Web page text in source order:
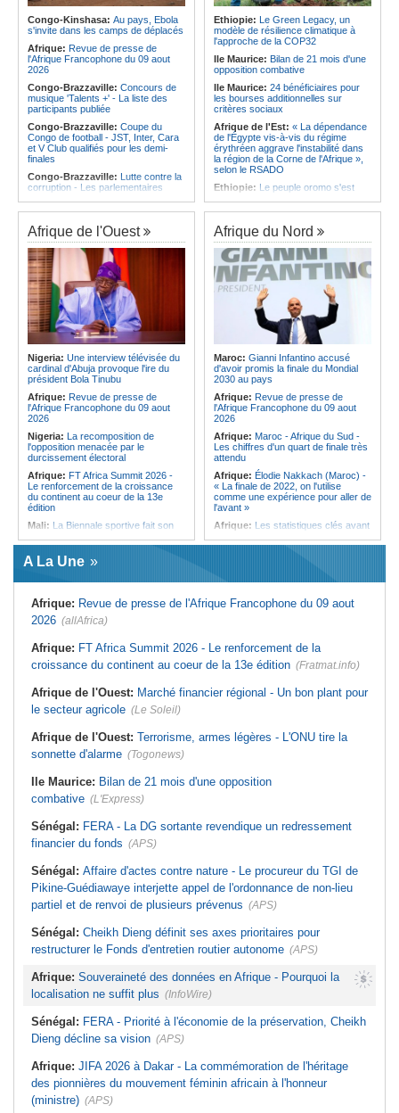
d'Ivoire et l'Algérie
Afrique:Le Maroc et l'Afrique du
Sud se retrouvent quatre ans après
la finale
Afrique:
Côte d'Ivoire - Algérie, un
qualifie pour la finale de la Coupe de
l'Amitié
Angola:Le MAT organise la
troisième édition de la Semaine du
développement local à Namibe
Congo-Kinshasa: Au pays, Ebola
s'invite dans les camps de déplacés
Afrique: Revue de presse de
l'Afrique Francophone du 09 aout
2026
Congo-Brazzaville: Concours de
musique 'Talents +' - La liste des
participants publiée
Congo-Brazzaville: Coupe du
Congo de football - JST, Inter, Cara
et V Club qualifiés pour les demi-
finales
Congo-Brazzaville: Lutte contre la
corruption - Les parlementaires
Congo-Brazzaville:Santé publique
- Ollombo réceptionne son hôpital de
référence
Congo-Brazzaville:
Lutte contre
les épidémies - Les employés de la
maison de retraite Kambissi en
formation
Congo-Brazzaville:Distinction -
Darrel Ornelle Elion Assiana promue
maître-assistant Cames
Afrique:Naomi Eto (Cameroun) - «
Face au Nigeria, nous donnerons
tout sur le terrain. »
Cameroun:Ngoh Ngoh, l'homme
qui signe à la place de Biya
Ethiopie: Le Green Legacy, un
modèle de résilience climatique à
l'approche de la COP32
Ile Maurice: Bilan de 21 mois d'une
opposition combative
Ile Maurice: 24 bénéficiaires pour
les bourses additionnelles sur
critères sociaux
Afrique de l'Est: « La dépendance
de l'Égypte vis-à-vis du régime
érythréen aggrave l'instabilité dans
la région de la Corne de l'Afrique »,
selon le RSADO
Ethiopie: Le peuple oromo s'est
Ethiopie:
« Le renforcement des
capacités de l'armée de l'air
éthiopienne consolide la dissuasion
nationale », déclare le commandant
en second
Afrique de l'Est:
« Les dirigeants
érythréens font obstacle à la stabilité
et au développement de la région »,
selon un professeur de l'université
Ile Maurice:
Dharam Gokhool -
«Kan mo vinn prezidan mo pa okip
mo sekirite»
Ile Maurice:
discret de Bel-Air face au vacarme
de Port-Louis
- Moins de cas, mais les virus
circulent toujours
Afrique de l'Ouest
Nigeria: Une interview télévisée du
cardinal d'Abuja provoque l'ire du
président Bola Tinubu
Afrique: Revue de presse de
l'Afrique Francophone du 09 aout
2026
Nigeria: La recomposition de
l'opposition menacée par le
durcissement électoral
Afrique: FT Africa Summit 2026 -
Le renforcement de la croissance
du continent au coeur de la 13e
édition
Mali: La Biennale sportive fait son
Afrique de l'Ouest:
financier régional - Un bon plant
armes légères - L'ONU tire la
sonnette d'alarme
revendique un redressement
financier du fonds
Sénégal: Affaire d'actes contre
Pikine-Guédiawaye interjette appel
de l'ordonnance de non-lieu partiel et
de renvoi de plusieurs prévenus
Sénégal:
FERA - Priorité à
l'économie de la préservation,
Cheikh Dieng décline sa vision
Afrique du Nord
Maroc: Gianni Infantino accusé
d'avoir promis la finale du Mondial
2030 au pays
Afrique: Revue de presse de
l'Afrique Francophone du 09 aout
2026
Afrique: Maroc - Afrique du Sud -
Les chiffres d'un quart de finale très
attendu
Afrique: Élodie Nakkach (Maroc) -
« La finale de 2022, on l'utilise
comme une expérience pour aller de
l'avant »
Afrique: Les statistiques clés avant
d'Ivoire et l'Algérie
la finale
Afrique:Côte d'Ivoire - Algérie, un
Sénégal bat la Tunisie et prend le
quart
Tunisie: Enseignement supérieur -
interconnecté « One Health »
les startups à l'international
A La Une
Afrique: Revue de presse de l'Afrique Francophone du 09 aout
2026 (allAfrica)
Afrique: FT Africa Summit 2026 - Le renforcement de la
croissance du continent au coeur de la 13e édition (Fratmat.info)
Afrique de l'Ouest: Marché financier régional - Un bon plant pour
le secteur agricole (Le Soleil)
Afrique de l'Ouest: Terrorisme, armes légères - L'ONU tire la
sonnette d'alarme (Togonews)
Ile Maurice: Bilan de 21 mois d'une opposition
combative (L'Express)
Sénégal: FERA - La DG sortante revendique un redressement
financier du fonds (APS)
Sénégal: Affaire d'actes contre nature - Le procureur du TGI de
Pikine-Guédiawaye interjette appel de l'ordonnance de non-lieu
partiel et de renvoi de plusieurs prévenus (APS)
Sénégal: Cheikh Dieng définit ses axes prioritaires pour
restructurer le Fonds d'entretien routier autonome (APS)
Afrique: Souveraineté des données en Afrique - Pourquoi la
localisation ne suffit plus (InfoWire)
Sénégal: FERA - Priorité à l'économie de la préservation, Cheikh
Dieng décline sa vision (APS)
Afrique: JIFA 2026 à Dakar - La commémoration de l'héritage
des pionnières du mouvement féminin africain à l'honneur
(ministre) (APS)